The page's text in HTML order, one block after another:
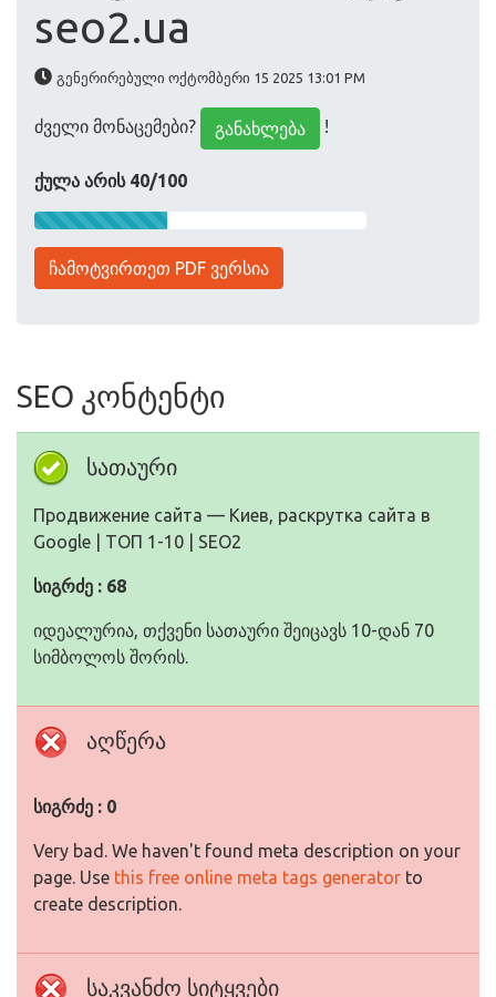
seo2.ua
გენერირებული ოქტომბერი 15 2025 13:01 PM
ძველი მონაცემები? განახლება !
ქულა არის 40/100
ჩამოტვირთეთ PDF ვერსია
SEO კონტენტი
სათაური
Продвижение сайта — Киев, раскрутка сайта в
Google | ТОП 1-10 | SEO2
სიგრძე : 68
იდეალურია, თქვენი სათაური შეიცავს 10-დან 70
სიმბოლოს შორის.
აღწერა
სიგრძე : 0
Very bad. We haven't found meta description on your
page. Use this free online meta tags generator to
create description.
საკვანძო სიტყვები